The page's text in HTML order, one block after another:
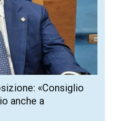
«Consiglio
anche a